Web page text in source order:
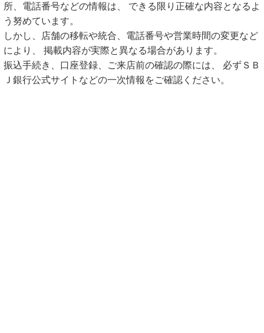
所、電話番号などの情報は、 できる限り正確な内容となるよ
う努めています。
しかし、店舗の移転や統合、電話番号や営業時間の変更など
により、 掲載内容が実際と異なる場合があります。
振込手続き、口座登録、ご来店前の確認の際には、 必ずＳＢ
Ｊ銀行公式サイトなどの一次情報をご確認ください。